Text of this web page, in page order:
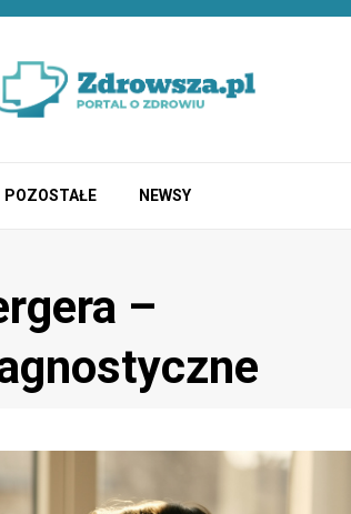
POZOSTAŁE NEWSY
–